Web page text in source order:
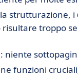
strutturazione, i
risultare troppo
funzioni